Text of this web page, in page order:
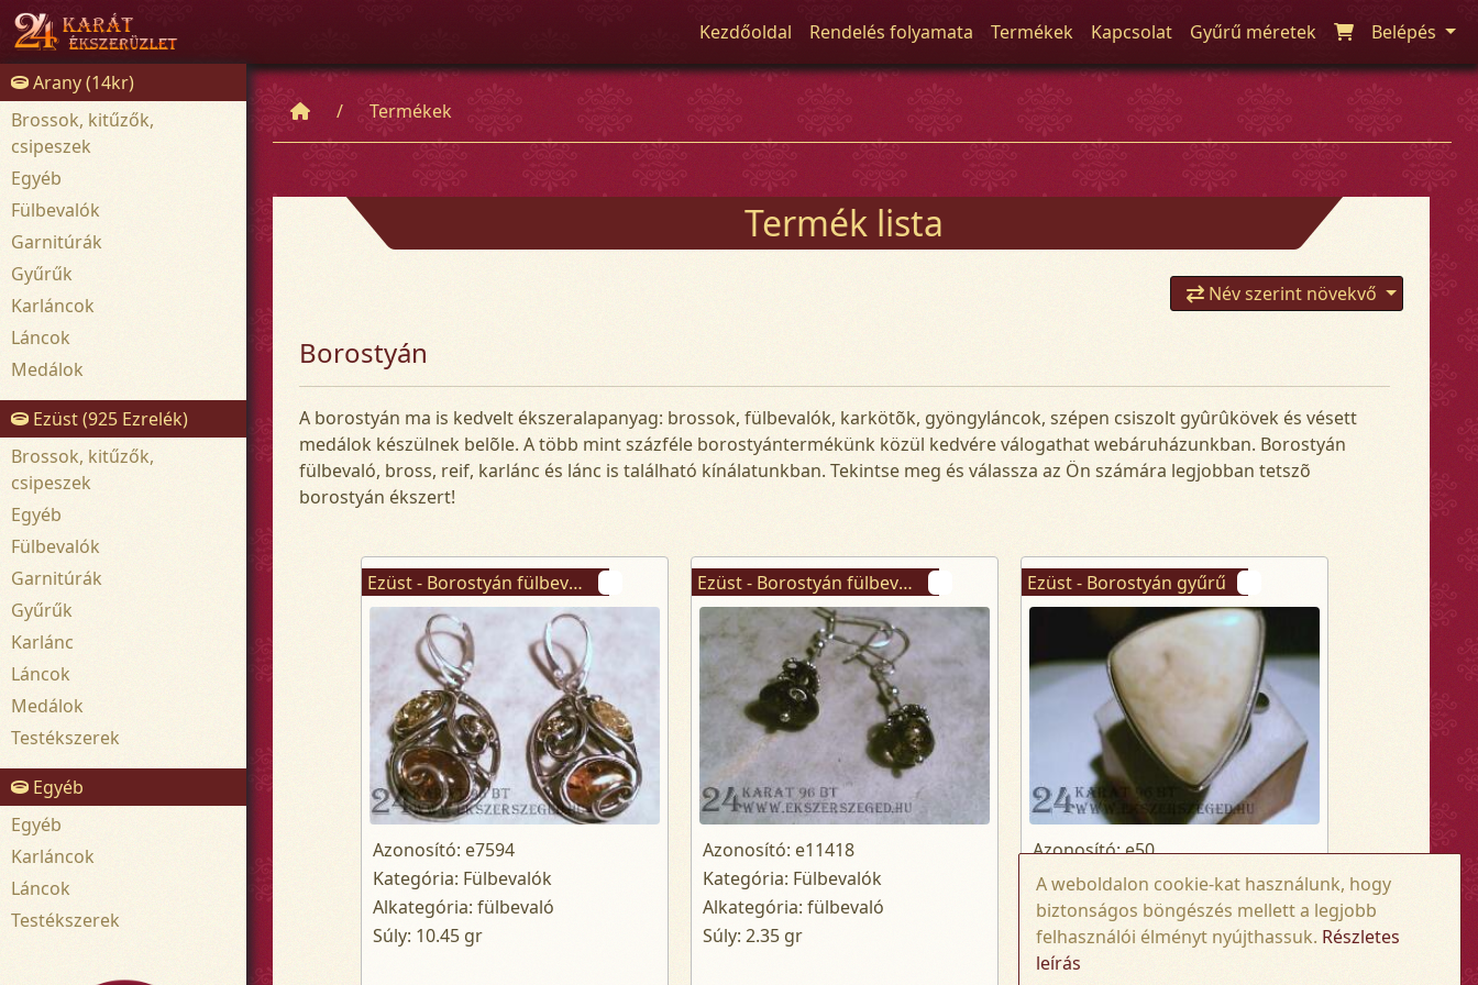
Kezdőoldal Rendelés folyamata Termékek Kapcsolat Gyűrű méretek Belépés
Arany (14kr)
Brossok, kitűzők,
csipeszek
Egyéb
Fülbevalók
Garnitúrák
Gyűrűk
Karláncok
Láncok
Medálok
Ezüst (925 Ezrelék)
Brossok, kitűzők,
csipeszek
Egyéb
Fülbevalók
Garnitúrák
Gyűrűk
Karlánc
Láncok
Medálok
Testékszerek
Egyéb
Egyéb
Karláncok
Láncok
Testékszerek
Termékek
Termék lista
Név szerint növekvő
Borostyán
A borostyán ma is kedvelt ékszeralapanyag: brossok, fülbevalók, karkötõk, gyöngyláncok, szépen csiszolt gyûrûkövek és vésett
medálok készülnek belõle. A több mint százféle borostyántermékünk közül kedvére válogathat webáruházunkban. Borostyán
fülbevaló, bross, reif, karlánc és lánc is található kínálatunkban. Tekintse meg és válassza az Ön számára legjobban tetszõ
borostyán ékszert!
Ezüst - Borostyán fülbevaló
Azonosító: e7594
Kategória: Fülbevalók
Alkategória: fülbevaló
Súly: 10.45 gr
Ezüst - Borostyán fülbevaló
Azonosító: e11418
Kategória: Fülbevalók
Alkategória: fülbevaló
Súly: 2.35 gr
Ezüst - Borostyán gyűrű
Azonosító: e50
Kategória: Gyűrűk
Alkategória: gyűrű
Kerület: 60 mm
Súly: 9.6 gr
A weboldalon cookie-kat használunk, hogy
biztonságos böngészés mellett a legjobb
felhasználói élményt nyújthassuk. Részletes
leírás